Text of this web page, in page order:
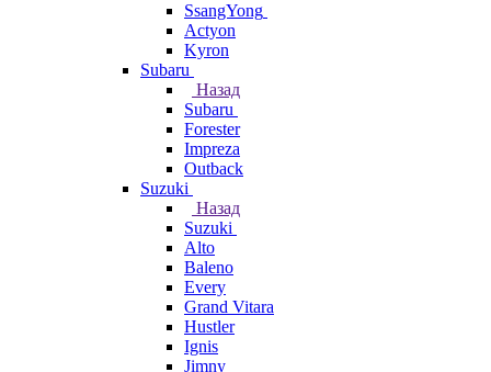
SsangYong
Actyon
Kyron
Subaru
Назад
Subaru
Forester
Impreza
Outback
Suzuki
Назад
Suzuki
Alto
Baleno
Every
Grand Vitara
Hustler
Ignis
Jimny